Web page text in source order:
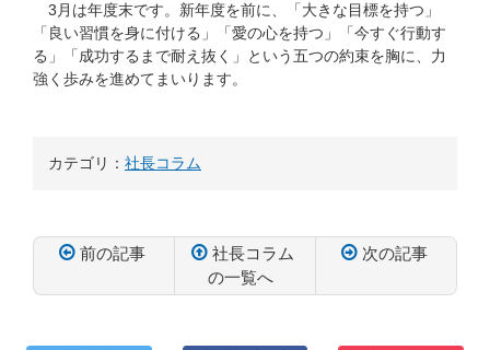
3月は年度末です。新年度を前に、「大きな目標を持つ」
「良い習慣を身に付ける」「愛の心を持つ」「今すぐ行動す
る」「成功するまで耐え抜く」という五つの約束を胸に、力
強く歩みを進めてまいります。
カテゴリ： 社長コラム
前の記事
社長コラム
の一覧へ
次の記事